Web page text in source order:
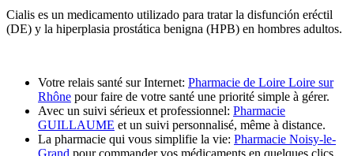
Cialis es un medicamento utilizado para tratar la disfunción eréctil
(DE) y la hiperplasia prostática benigna (HPB) en hombres adultos.
Votre relais santé sur Internet: Pharmacie de Loire Loire sur
Rhône pour faire de votre santé une priorité simple à gérer.
Avec un suivi sérieux et professionnel: Pharmacie
GUILLAUME et un suivi personnalisé, même à distance.
La pharmacie qui vous simplifie la vie: Pharmacie Noisy-le-
Grand pour commander vos médicaments en quelques clics.